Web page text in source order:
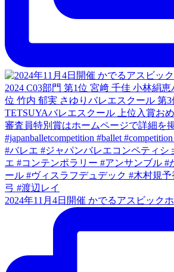
2024年11月4日開催 かでるアスビックホ